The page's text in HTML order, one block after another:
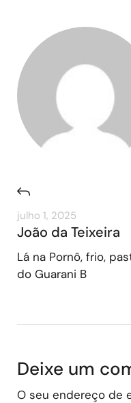
julho 1, 2025
João da Teixeira
Lá na Pornô, frio,
do Guarani B
Deixe um
O seu endereço de